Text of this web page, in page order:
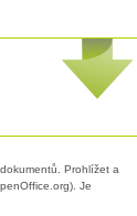
Prohlížet a
Je